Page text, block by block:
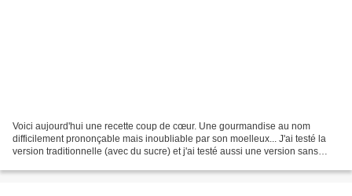
Voici aujourd'hui une recette coup de cœur. Une gourmandise au nom
difficilement prononçable mais inoubliable par son moelleux... J'ai testé la
version traditionnelle (avec du sucre) et j'ai testé aussi une version sans